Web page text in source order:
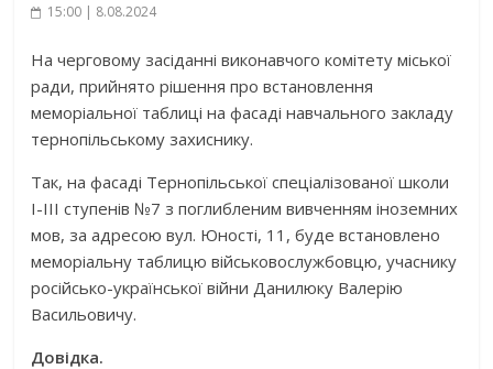
15:00 | 8.08.2024
На черговому засіданні виконавчого комітету міської
ради, прийнято рішення про встановлення
меморіальної таблиці на фасаді навчального закладу
тернопільському захиснику.
Так, на фасаді Тернопільської спеціалізованої школи
І-ІІІ ступенів №7 з поглибленим вивченням іноземних
мов, за адресою вул. Юності, 11, буде встановлено
меморіальну таблицю військовослужбовцю, учаснику
російсько-української війни Данилюку Валерію
Васильовичу.
Довідка.